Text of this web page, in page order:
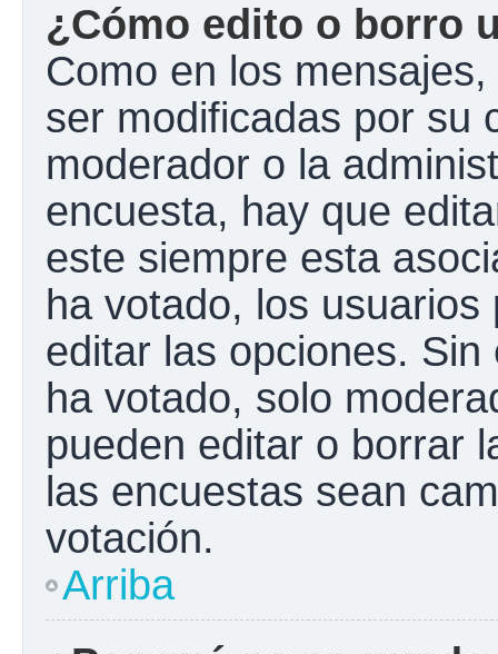
¿Cómo edito o borro
Como en los
ser modificadas por su
moderador o la
encuesta, hay que
este siempre esta
ha votado, los
editar las opciones.
ha votado, solo
pueden editar o borrar
las encuestas sean
votación.
Arriba